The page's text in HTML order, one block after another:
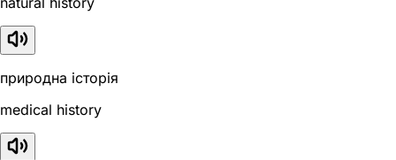
природна історія
medical history